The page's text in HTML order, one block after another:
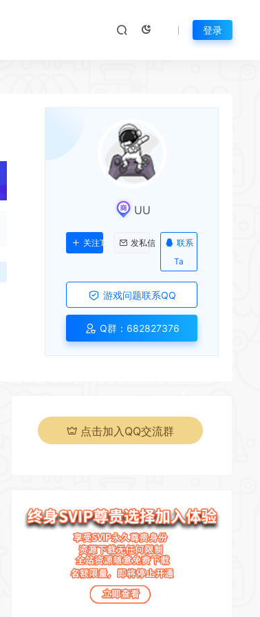
登录
UU
关注Ta 发私信
联系
Ta
游戏问题联系QQ
Q群：682827376
点击加入QQ交流群